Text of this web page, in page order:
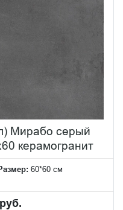
Мирабо серый
керамогранит
60*60 см